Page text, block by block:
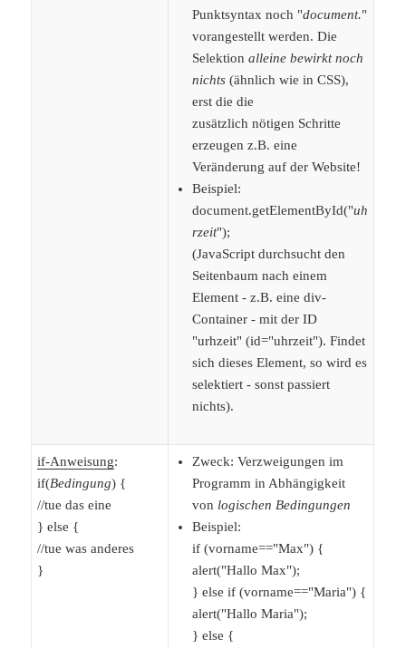
Punktsyntax noch "document."
vorangestellt werden. Die
Selektionalleine bewirkt noch
nichts (ähnlich wie in CSS),
erst die die
zusätzlich nötigen Schritte
erzeugen z.B. eine
Veränderung auf der Website!
Beispiel:
document.getElementById("uh
rzeit");
(JavaScript durchsucht den
Seitenbaum nach einem
Element - z.B. eine div-
Container - mit der ID
"urhzeit" (id="uhrzeit"). Findet
sich dieses Element, so wird es
selektiert - sonst passiert
nichts).
if-Anweisung:
if(Bedingung) {
//tue das eine
} else {
//tue was anderes
}
Zweck: Verzweigungen im
Programm in Abhängigkeit
vonlogischen Bedingungen
Beispiel:
if (vorname=="Max") {
alert("Hallo Max");
} else if (vorname=="Maria") {
alert("Hallo Maria");
} else {